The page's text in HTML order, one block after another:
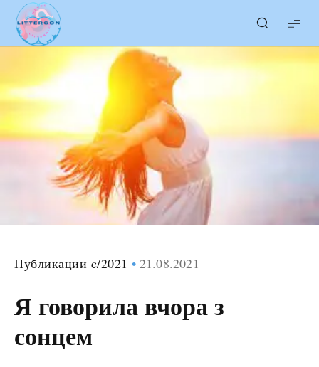
LITTERcon
Публикации c/2021 21.08.2021
Я говорила вчора з
сонцем